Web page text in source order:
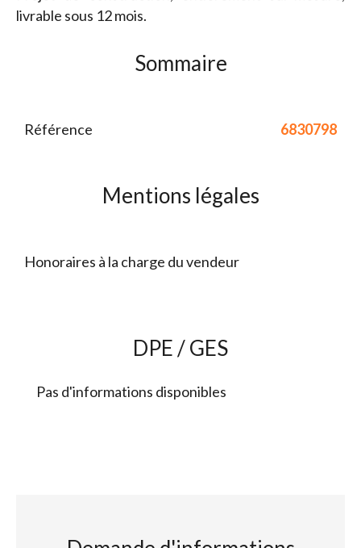
livrable sous 12 mois.
Sommaire
Référence 6830798
Mentions légales
Honoraires à la charge du vendeur
DPE / GES
Pas d'informations disponibles